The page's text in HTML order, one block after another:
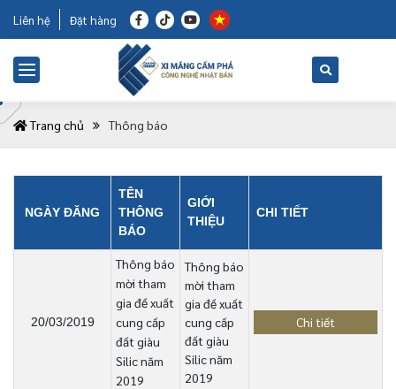
Liên hệ Đặt hàng
Trang chủ Thông báo
NGÀY ĐĂNG
TÊN
THÔNG
BÁO
GIỚI
THIỆU
CHI TIẾT
20/03/2019
Thông báo
mời tham
gia đề xuất
cung cấp
đất giàu
Silic năm
2019
Thông báo
mời tham
gia đề xuất
cung cấp
đất giàu
Silic năm
2019
Chi tiết